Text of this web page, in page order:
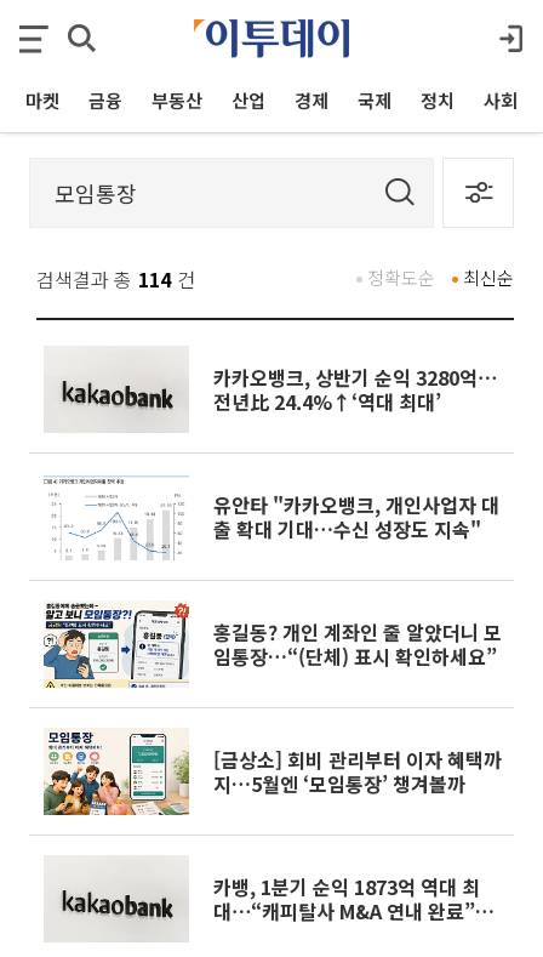
마켓 금융 부동산 산업 경제 국제 정치 사회
검색결과 총 114 건 최신순
정확도순
카카오뱅크, 상반기 순익 3280억⋯
전년比 24.4%↑‘역대 최대’
유안타 "카카오뱅크, 개인사업자 대
출 확대 기대…수신 성장도 지속"
홍길동? 개인 계좌인 줄 알았더니 모
임통장…“(단체) 표시 확인하세요”
[금상소] 회비 관리부터 이자 혜택까
지…5월엔 ‘모임통장’ 챙겨볼까
카뱅, 1분기 순익 1873억 역대 최
대⋯“캐피탈사 M&A 연내 완료”